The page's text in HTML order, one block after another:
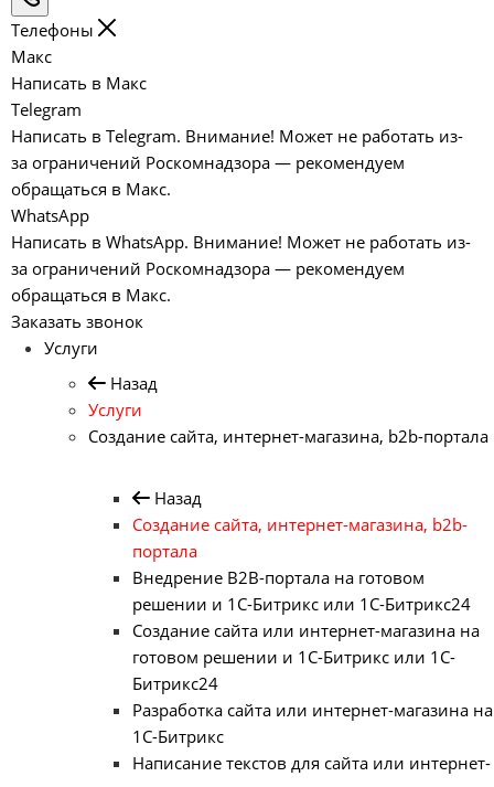
Телефоны
Макс
Написать в Макс
Telegram
Написать в Telegram. Внимание! Может не работать из-
за ограничений Роскомнадзора — рекомендуем
обращаться в Макс.
WhatsApp
Написать в WhatsApp. Внимание! Может не работать из-
за ограничений Роскомнадзора — рекомендуем
обращаться в Макс.
Заказать звонок
Услуги
Назад
Услуги
Создание сайта, интернет-магазина, b2b-портала
Назад
Создание сайта, интернет-магазина, b2b-
портала
Внедрение B2B-портала на готовом
решении и 1С-Битрикс или 1С-Битрикс24
Создание сайта или интернет-магазина на
готовом решении и 1С-Битрикс или 1С-
Битрикс24
Разработка сайта или интернет-магазина на
1С-Битрикс
Написание текстов для сайта или интернет-